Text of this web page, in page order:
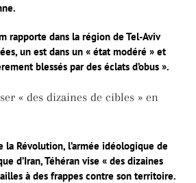
rapporte dans la région de Tel-Aviv
un est dans un « état modéré » et
blessés par des éclats d’obus ».
« des dizaines de cibles » en
la Révolution, l’armée idéologique de
d’Iran, Téhéran vise « des dizaines
à des frappes contre son territoire.